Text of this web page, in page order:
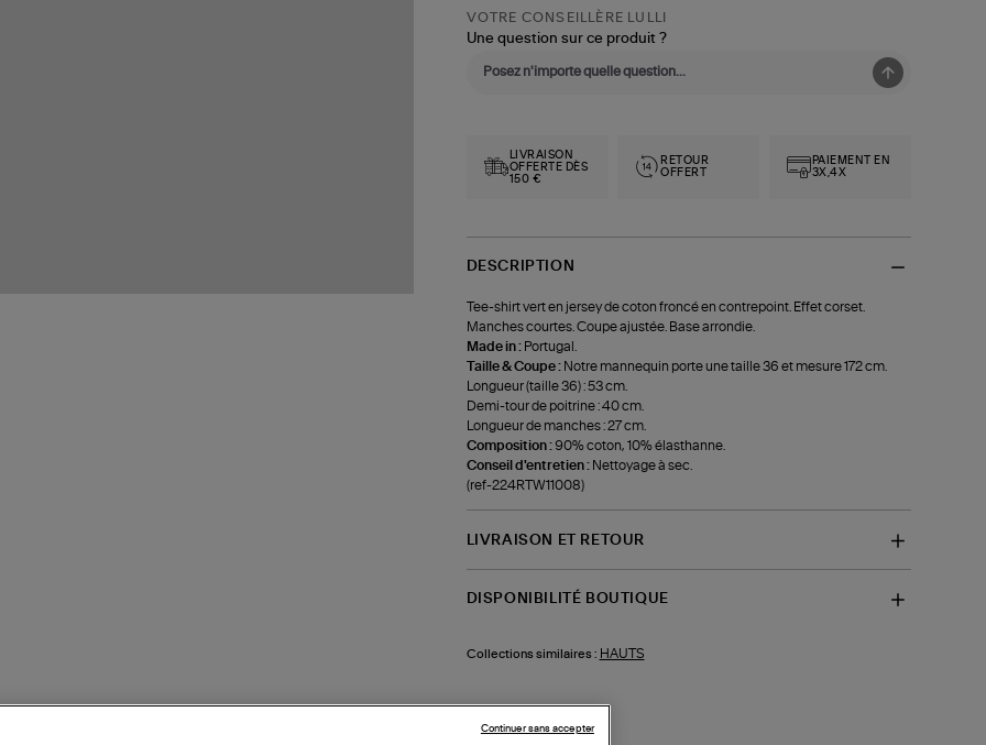
VOTRE CONSEILLÈRE LULLI
Une question sur ce produit ?
LIVRAISON
OFFERTE DÈS
150 €
RETOUR
OFFERT
PAIEMENT EN
3X,4X
DESCRIPTION
Tee-shirt vert en jersey de coton froncé en contrepoint. Effet corset.
Manches courtes. Coupe ajustée. Base arrondie.
Made in : Portugal.
Taille & Coupe : Notre mannequin porte une taille 36 et mesure 172 cm.
Longueur (taille 36) : 53 cm.
Demi-tour de poitrine : 40 cm.
Longueur de manches : 27 cm.
Composition : 90% coton, 10% élasthanne.
Conseil d'entretien : Nettoyage à sec.
(ref-224RTW11008)
LIVRAISON ET RETOUR
DISPONIBILITÉ BOUTIQUE
Collections similaires : HAUTS
Continuer sans accepter